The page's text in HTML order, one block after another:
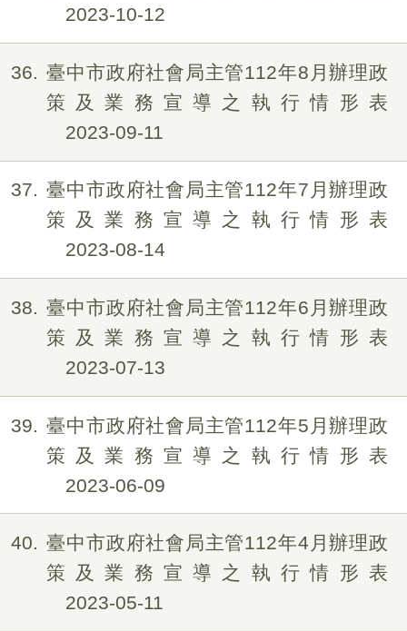
2023-10-12
36
臺中市政府社會局主管112年8月辦理政
策及業務宣導之執行情形表
2023-09-11
37
臺中市政府社會局主管112年7月辦理政
策及業務宣導之執行情形表
2023-08-14
38
臺中市政府社會局主管112年6月辦理政
策及業務宣導之執行情形表
2023-07-13
39
臺中市政府社會局主管112年5月辦理政
策及業務宣導之執行情形表
2023-06-09
40
臺中市政府社會局主管112年4月辦理政
策及業務宣導之執行情形表
2023-05-11